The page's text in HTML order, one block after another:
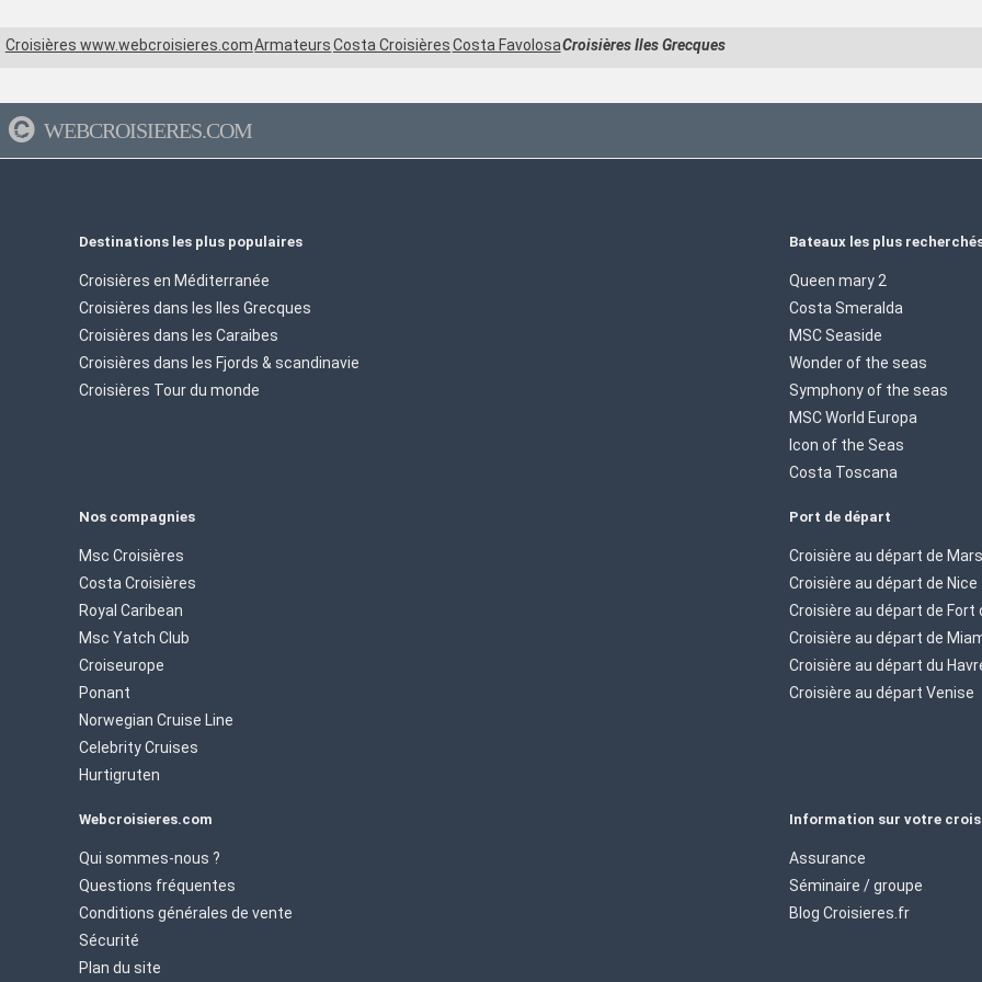
Croisières www.webcroisieres.comArmateursCosta CroisièresCosta FavolosaCroisières Iles Grecques
WEBCROISIERES.COM
Destinations les plus populaires
Croisières en Méditerranée
Croisières dans les Iles Grecques
Croisières dans les Caraibes
Croisières dans les Fjords & scandinavie
Croisières Tour du monde
Bateaux les plus
Queen mary 2
Costa Smeralda
MSC Seaside
Wonder of the seas
Symphony of the seas
MSC World Europa
Icon of the Seas
Costa Toscana
Nos compagnies
Msc Croisières
Costa Croisières
Royal Caribean
Msc Yatch Club
Croiseurope
Ponant
Norwegian Cruise Line
Celebrity Cruises
Hurtigruten
Port de départ
Croisière au départ de
Croisière au départ de Nice
Croisière au départ de Fort
Croisière au départ de
Croisière au départ du
Croisière au départ Venise
Webcroisieres.com
Qui sommes-nous ?
Questions fréquentes
Conditions générales de vente
Sécurité
Plan du site
Information sur votre
Assurance
Séminaire / groupe
Blog Croisieres.fr